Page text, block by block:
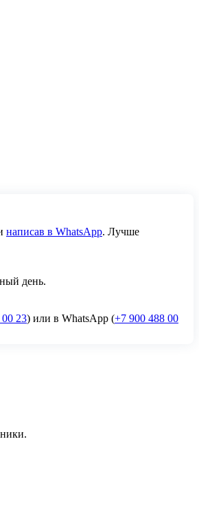
написав в WhatsApp. Лучше
день.
23) или в WhatsApp (+7 900 488 00